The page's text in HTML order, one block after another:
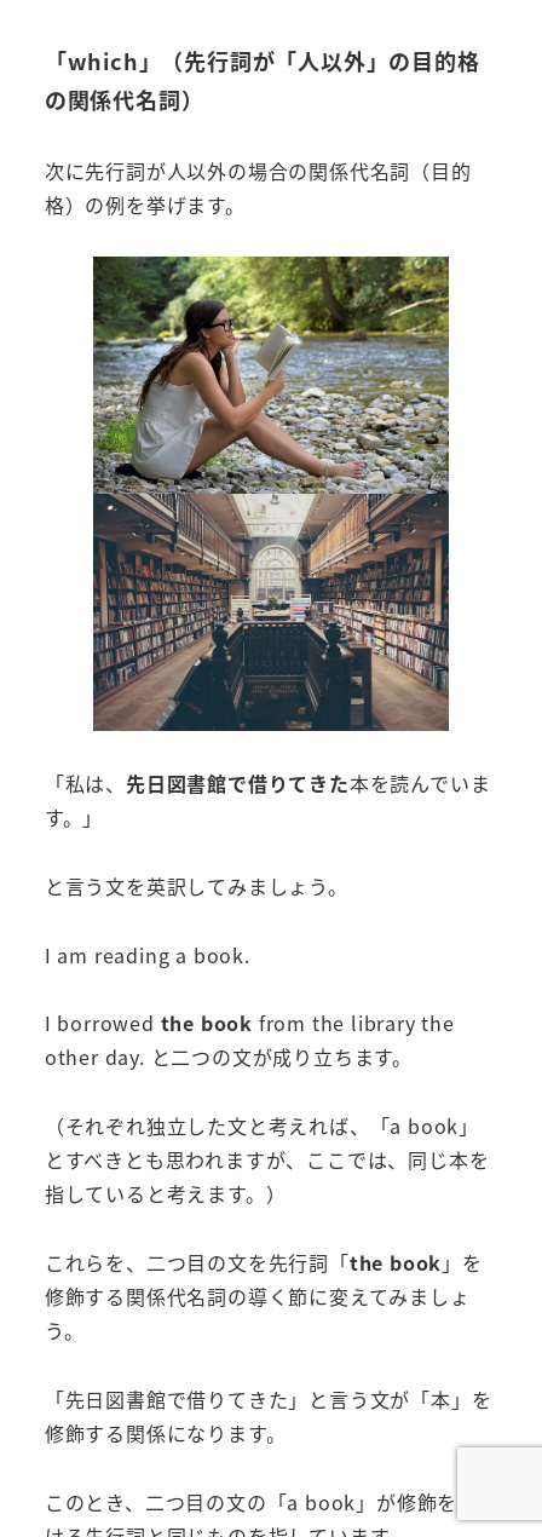
「which」（先行詞が「人以外」の目的格
の関係代名詞）
次に先行詞が人以外の場合の関係代名詞（目的
格）の例を挙げます。
「私は、 先日図書館で借りてきた本を読んでいま
す。」
と言う文を英訳してみましょう。
I am reading a book.
I borrowed the book from the library the
other day. と二つの文が成り立ちます。
（それぞれ独立した文と考えれば、「a book」
とすべきとも思われますが、ここでは、同じ本を
指していると考えます。）
これらを、二つ目の文を先行詞「the book 」を
修飾する関係代名詞の導く節に変えてみましょ
う。
「先日図書館で借りてきた」と言う文が「本」を
修飾する関係になります。
このとき、二つ目の文の「a book」が修飾を受